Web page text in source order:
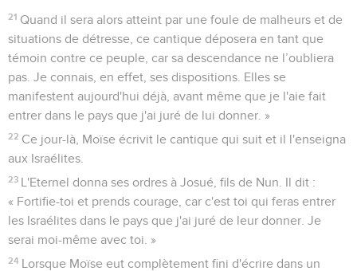
21 Quand il sera alors atteint par une foule de malheurs et de
situations de détresse, ce cantique déposera en tant que
témoin contre ce peuple, car sa descendance ne l’oubliera
pas. Je connais, en effet, ses dispositions. Elles se
manifestent aujourd'hui déjà, avant même que je l'aie fait
entrer dans le pays que j'ai juré de lui donner. »
22 Ce jour-là, Moïse écrivit le cantique qui suit et il l'enseigna
aux Israélites.
23 L'Eternel donna ses ordres à Josué, fils de Nun. Il dit :
« Fortifie-toi et prends courage, car c'est toi qui feras entrer
les Israélites dans le pays que j'ai juré de leur donner. Je
serai moi-même avec toi. »
24 Lorsque Moïse eut complètement fini d'écrire dans un